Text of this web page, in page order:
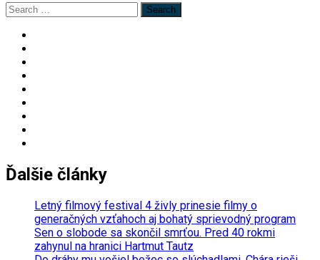
Search
for:
Ďalšie články
Letný filmový festival 4 živly prinesie filmy o
generačných vzťahoch aj bohatý sprievodný program
Sen o slobode sa skončil smrťou. Pred 40 rokmi
zahynul na hranici Hartmut Tautz